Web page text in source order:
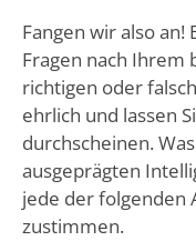
Fangen wir also
Fragen nach Ihrem
richtigen oder
ehrlich und lassen
durchscheinen.
ausgeprägten
jede der folgenden
zustimmen.